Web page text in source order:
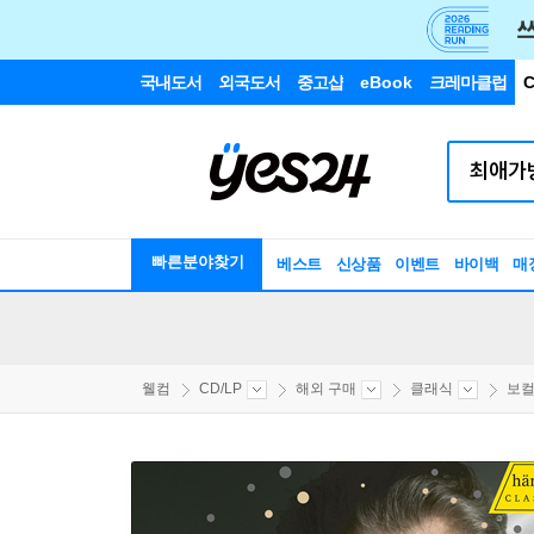
국내도서 외국도서 중고샵 eBook 크레마클럽
빠른분야찾기 베스트 신상품 이벤트 바이백 매
웰컴 CD/LP 해외 구매 클래식 보